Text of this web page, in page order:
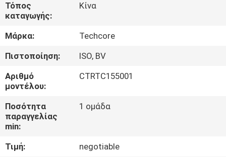
ΓΎΡΟΣ
ΕΡΓΟΣΤΑΣΊΩΝ
ΠΟΙΟΤΙΚΌΣ
ΈΛΕΓΧΟΣ
ΜΑΣ
ΣΕ
Τόπος
καταγωγής:
Κίνα
Μάρκα:
Techcore
Πιστοποίηση:
ISO, BV
Αριθμό
μοντέλου:
CTRTC155001
Ποσότητα
παραγγελίας
min:
1 ομάδα
Τιμή:
negotiable